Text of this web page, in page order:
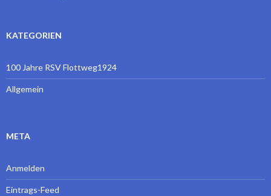
KATEGORIEN
100 Jahre RSV Flottweg1924
Allgemein
META
Anmelden
Eintrags-Feed